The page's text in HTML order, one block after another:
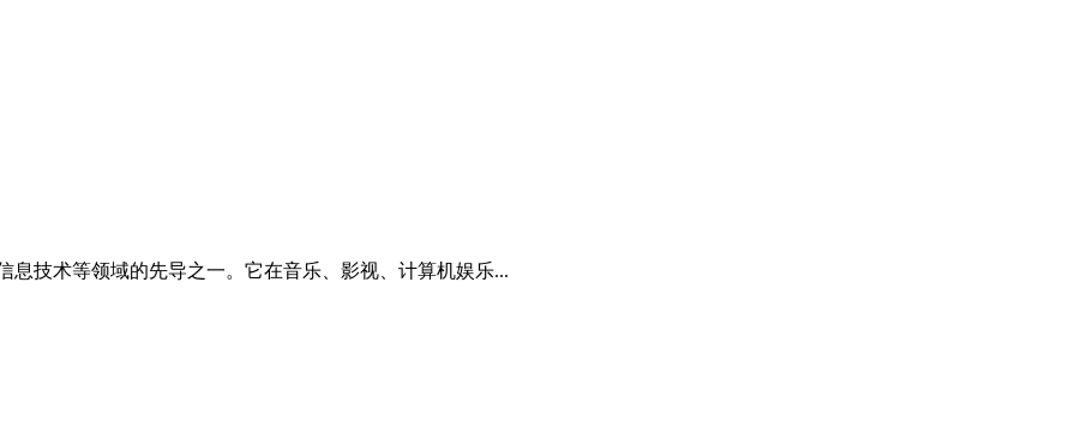
技术等领域的先导之一。它在音乐、影视、计算机娱乐...